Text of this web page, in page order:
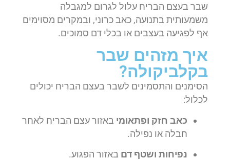
שבר בעצם הבריח עלול לגרום למגבלה
משמעותית בתנועה, כאב כרוני, ובמקרים מסוימים
אף לפגיעה בעצבים או בכלי דם סמוכים.
איך מזהים שבר
בקלביקולה?
הסימנים והתסמינים לשבר בעצם הבריח יכולים
לכלול:
כאב חזק ופתאומי באזור עצם הבריח לאחר
חבלה או נפילה.
נפיחות ושטף דם באזור הפגוע.